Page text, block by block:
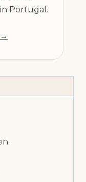
Portugal.